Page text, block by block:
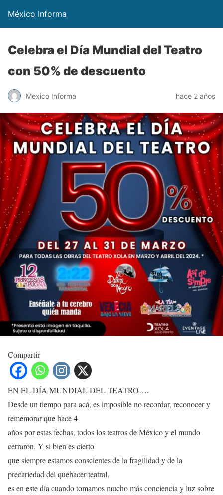
México Informa
Celebra el Día Mundial del Teatro
con 50% de descuento
Mexico Informa hace 2 años
Compartir
EN EL DÍA MUNDIAL DEL TEATRO….
Desde un tiempo para acá, es imposible no recordar, reconocer y
rememorar que hace 4
años por estas fechas, todos los teatros de México y el mundo
cerraron. Y si bien es cierto
que siempre estamos conscientes de la fragilidad y de la
precariedad del quehacer teatral,
es en este día cuando tomamos mucho más conciencia y luz sobre